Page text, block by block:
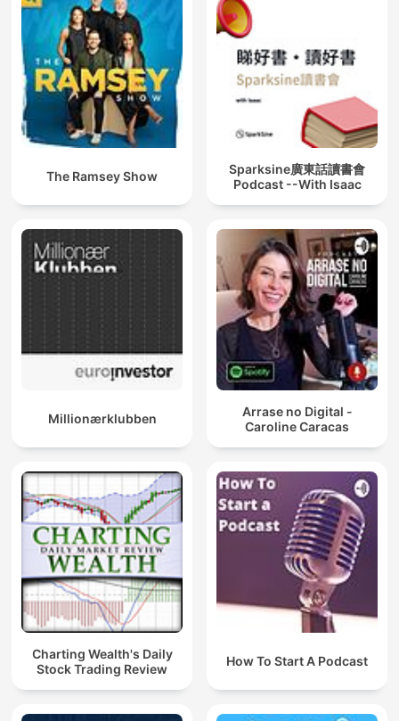
The Ramsey Show
Sparksine廣東話讀書會
Podcast --With Isaac
Millionærklubben
Arrase no Digital -
Caroline Caracas
Charting Wealth's Daily
Stock Trading Review
How To Start A Podcast